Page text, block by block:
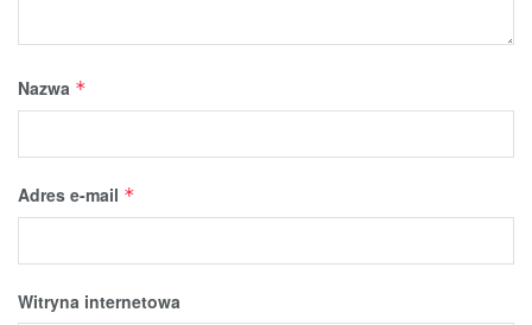
Nazwa *
Adres e-mail *
Witryna internetowa